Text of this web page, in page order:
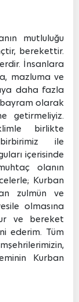
mutluluğu
berekettir.
İnsanlara
mazluma ve
daha fazla
olarak
getirmeliyiz.
birlikte
ile
içerisinde
olanın
Kurban
zulmün ve
olmasına
ve bereket
ederim. Tüm
Kurban